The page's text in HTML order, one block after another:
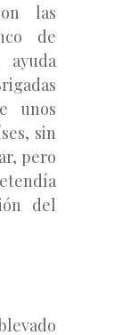
las
de
unos
sin
pero
del